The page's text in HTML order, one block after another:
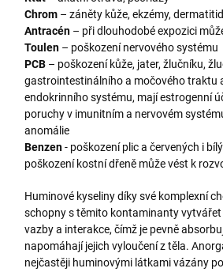
Chrom – záněty kůže, ekzémy,
Antracén – při dlouhodobé expozici
Toulen – poškození nervového systému
PCB – poškození kůže, jater, žlučníku,
gastrointestinálního a močového traktu
endokrinního systému, mají estrogenní
poruchy v imunitním a nervovém
anomálie
Benzen- poškození plic a červených i
poškození kostní dřeně může vést k
Huminové kyseliny díky své komplexní
schopny s těmito kontaminanty vytvářet
vazby a interakce, čímž je pevně
napomáhají jejich vyloučení z těla.
nejčastěji huminovými látkami vázány